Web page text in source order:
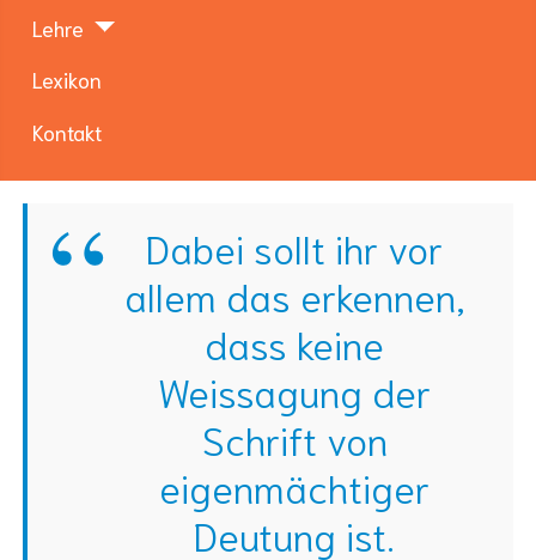
Lehre
Lexikon
Kontakt
Dabei sollt ihr vor
allem das erkennen,
dass keine
Weissagung der
Schrift von
eigenmächtiger
Deutung ist.